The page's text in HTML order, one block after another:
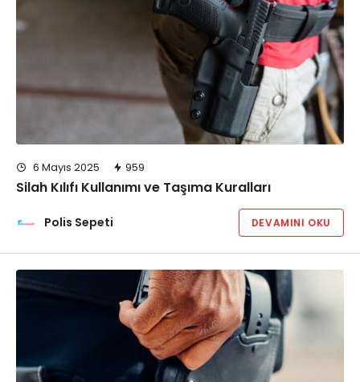
6 Mayıs 2025 959
Silah Kılıfı Kullanımı ve Taşıma Kuralları
Polis Sepeti DEVAMINI OKU